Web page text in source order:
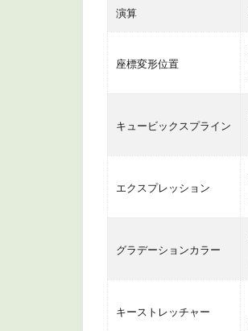
演算
座標変形位置
キュービックスプライン
エクスプレッション
グラデーションカラー
キーストレッチャー